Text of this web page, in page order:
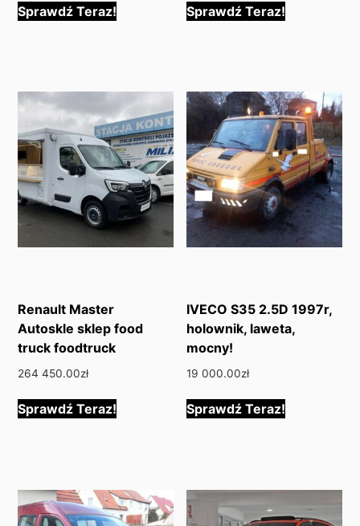
Sprawdź Teraz! Sprawdź Teraz!
Renault Master
Autoskle sklep food
truck foodtruck
264 450.00zł
Sprawdź Teraz!
IVECO S35 2.5D 1997r,
holownik, laweta,
mocny!
19 000.00zł
Sprawdź Teraz!